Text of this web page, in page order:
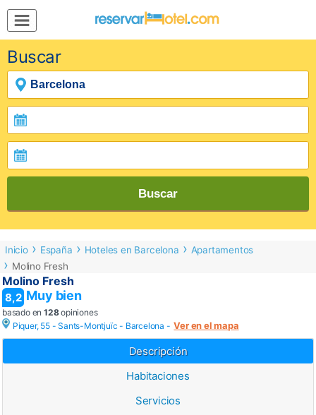
MENÚ
Inicio
Mi
Reserva
Grupos
Inspírate
Buscar
Buscar
Inicio España Hoteles en Barcelona
Apartamentos
Molino Fresh
Molino Fresh
8,2 Muy bien
basado en 128opiniones
Piquer, 55 - Sants-Montjuïc - Barcelona - Ver en el mapa
Descripción
Habitaciones
Servicios